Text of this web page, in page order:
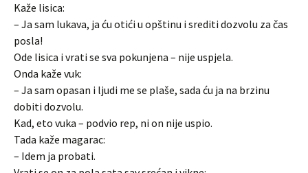
Kaže lisica:
– Ja sam lukava, ja ću otići u opštinu i srediti dozvolu za čas
posla!
Ode lisica i vrati se sva pokunjena – nije uspjela.
Onda kaže vuk:
– Ja sam opasan i ljudi me se plaše, sada ću ja na brzinu
dobiti dozvolu.
Kad, eto vuka – podvio rep, ni on nije uspio.
Tada kaže magarac:
– Idem ja probati.